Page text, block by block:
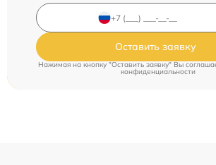
Оставить заявку
Нажимая на кнопку "Оставить заявку" Вы
конфиденциальности